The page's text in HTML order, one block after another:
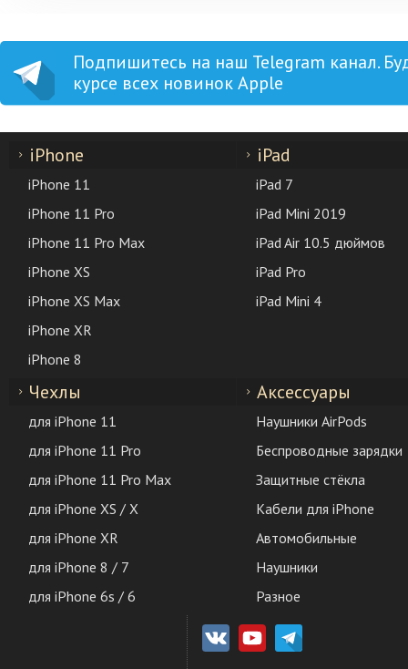
Подпишитесь на наш Telegram канал.
курсе всех новинок Apple
iPhone
iPhone 11
iPhone 11 Pro
iPhone 11 Pro Max
iPhone XS
iPhone XS Max
iPhone XR
iPhone 8
iPad
iPad 7
iPad Mini 2019
iPad Air 10.5 дюймов
iPad Pro
iPad Mini 4
Чехлы
для iPhone 11
для iPhone 11 Pro
для iPhone 11 Pro Max
для iPhone XS / X
для iPhone XR
для iPhone 8 / 7
для iPhone 6s / 6
Аксессуары
Наушники AirPods
Беспроводные зарядки
Защитные стёкла
Кабели для iPhone
Автомобильные
Наушники
Разное